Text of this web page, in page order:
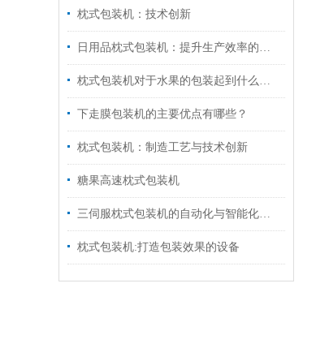
枕式包装机：技术创新
日用品枕式包装机：提升生产效率的智能选择
枕式包装机对于水果的包装起到什么作用？
下走膜包装机的主要优点有哪些？
枕式包装机：制造工艺与技术创新
糖果高速枕式包装机
三伺服枕式包装机的自动化与智能化升级路径
枕式包装机:打造包装效果的设备